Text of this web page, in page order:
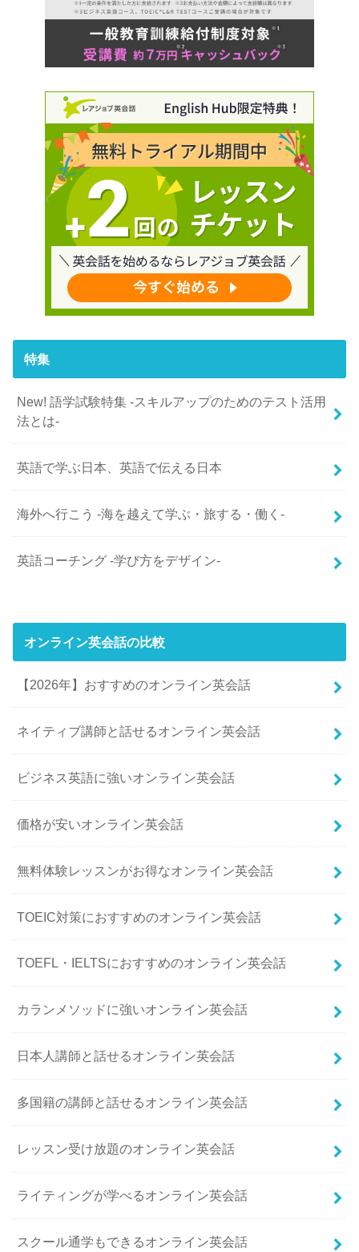
特集
New! 語学試験特集 -スキルアップのためのテスト活用
法とは-
英語で学ぶ日本、英語で伝える日本
海外へ行こう -海を越えて学ぶ・旅する・働く-
英語コーチング -学び方をデザイン-
オンライン英会話の比較
【2026年】おすすめのオンライン英会話
ネイティブ講師と話せるオンライン英会話
ビジネス英語に強いオンライン英会話
価格が安いオンライン英会話
無料体験レッスンがお得なオンライン英会話
TOEIC対策におすすめのオンライン英会話
TOEFL・IELTSにおすすめのオンライン英会話
カランメソッドに強いオンライン英会話
日本人講師と話せるオンライン英会話
多国籍の講師と話せるオンライン英会話
レッスン受け放題のオンライン英会話
ライティングが学べるオンライン英会話
スクール通学もできるオンライン英会話